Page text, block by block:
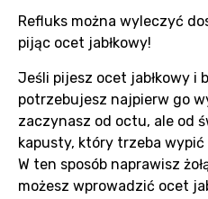
Refluks można wyleczyć
pijąc ocet jabłkowy!
Jeśli pijesz ocet jabłkowy i
potrzebujesz najpierw go
zaczynasz od octu, ale od
kapusty, który trzeba
W ten sposób naprawisz
możesz wprowadzić ocet